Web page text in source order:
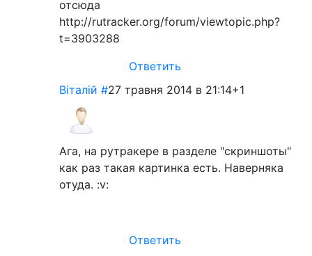
отсюда
http://rutracker.org/forum/viewtopic.php?
t=3903288
Ответить
Віталій #27 травня 2014 в 21:14+1
Ага, на рутракере в разделе "скриншоты"
как раз такая картинка есть. Наверняка
отуда. :v:
Ответить